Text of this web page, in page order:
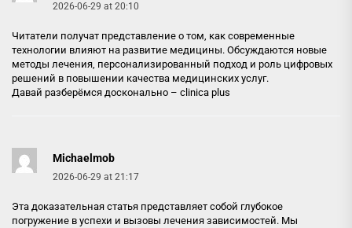
2026-06-29 at 20:10
Читатели получат представление о том, как современные
технологии влияют на развитие медицины. Обсуждаются новые
методы лечения, персонализированный подход и роль цифровых
решений в повышении качества медицинских услуг.
Давай разберёмся досконально – clinica plus
Michaelmob
2026-06-29 at 21:17
Эта доказательная статья представляет собой глубокое
погружение в успехи и вызовы лечения зависимостей. Мы